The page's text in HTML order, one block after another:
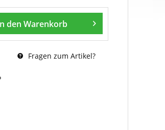
den Warenkorb
Fragen zum Artikel?